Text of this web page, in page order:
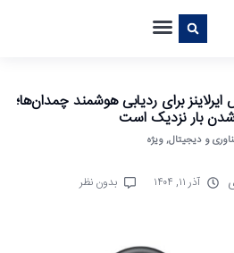
برای ردیابی هوشمند چمدان‌ها؛
بار نزدیک است
و دیجیتال,ویژه
آذر ۱۱, ۱۴۰۴ بدون نظر